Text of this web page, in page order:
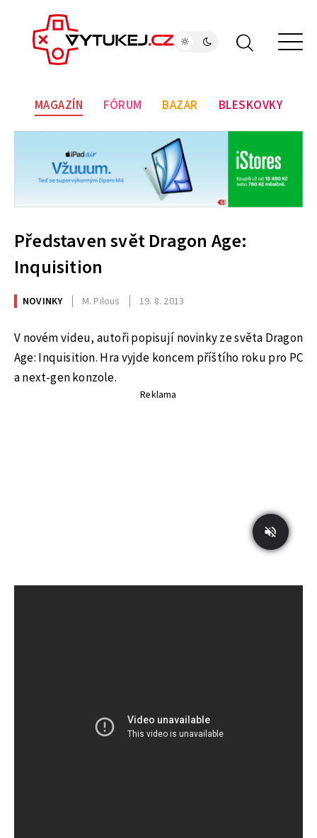
MAGAZÍN FÓRUM BAZAR BLESKOVKY
Představen svět Dragon Age:
Inquisition
NOVINKY M. Pilous 19. 8. 2013
V novém videu, autoři popisují novinky ze světa Dragon
Age: Inquisition. Hra vyjde koncem příštího roku pro PC
a next-gen konzole.
Reklama